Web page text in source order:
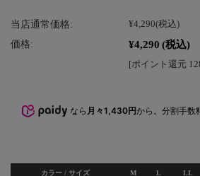
当店通常価格: ¥4,290(税込)
価格: ¥4,290 (税込)
[ポイント還元
なら 月々1,430円から。分割手数
カラー / サイズ M L LL